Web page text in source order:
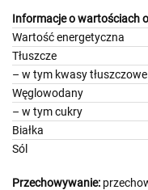
Informacje o wartościach
Wartość energetyczna
Tłuszcze
– w tym kwasy
Węglowodany
– w tym cukry
Białka
Sól
Przechowywanie: